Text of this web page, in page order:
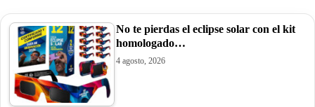
No te pierdas el eclipse solar con el kit
homologado…
4 agosto, 2026